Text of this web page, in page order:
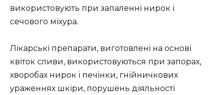
використовують при запаленні нирок і
сечового міхура.
Лікарські препарати, виготовлені на основі
квіток сливи, використовуються при запорах,
хворобах нирок і печінки, гнійничкових
ураженнях шкіри, порушень діяльності